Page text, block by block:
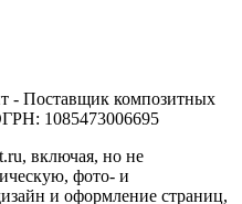
Поставщик композитных
1085473006695
включая, но не
фото- и
и оформление страниц,